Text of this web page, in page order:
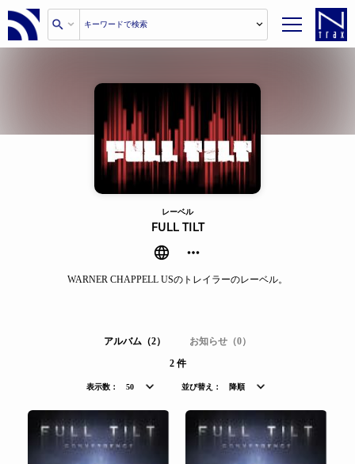
レーベル
FULL TILT
WARNER CHAPPELL USのトレイラーのレーベル。
アルバム（2）
お知らせ（0）
2 件
表示数： 50 並び替え： 降順